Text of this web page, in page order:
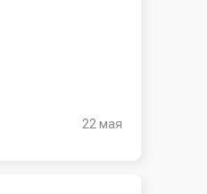
22 мая